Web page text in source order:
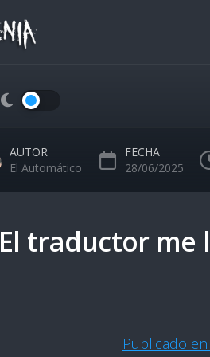
AUTOR
El Automático
FECHA
28/06/2025
El traductor me
Publicado